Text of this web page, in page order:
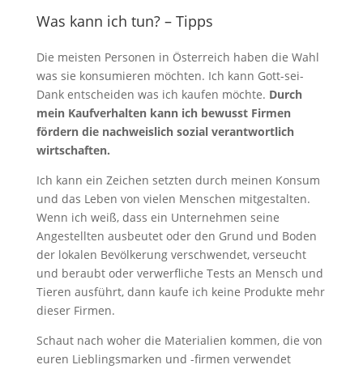
Was kann ich tun? – Tipps
Die meisten Personen in Österreich haben die Wahl
was sie konsumieren möchten. Ich kann Gott-sei-
Dank entscheiden was ich kaufen möchte. Durch
mein Kaufverhalten kann ich bewusst Firmen
fördern die nachweislich sozial verantwortlich
wirtschaften.
Ich kann ein Zeichen setzten durch meinen Konsum
und das Leben von vielen Menschen mitgestalten.
Wenn ich weiß, dass ein Unternehmen seine
Angestellten ausbeutet oder den Grund und Boden
der lokalen Bevölkerung verschwendet, verseucht
und beraubt oder verwerfliche Tests an Mensch und
Tieren ausführt, dann kaufe ich keine Produkte mehr
dieser Firmen.
Schaut nach woher die Materialien kommen, die von
euren Lieblingsmarken und -firmen verwendet